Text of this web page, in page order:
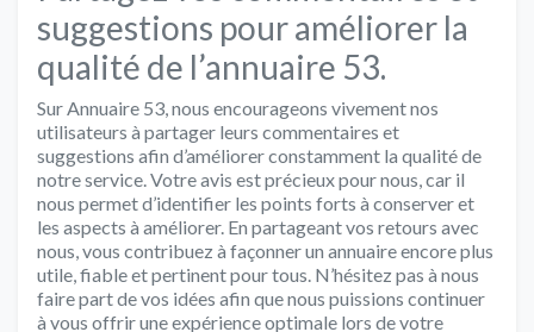
suggestions pour améliorer la
qualité de l’annuaire 53.
Sur Annuaire 53, nous encourageons vivement nos
utilisateurs à partager leurs commentaires et
suggestions afin d’améliorer constamment la qualité de
notre service. Votre avis est précieux pour nous, car il
nous permet d’identifier les points forts à conserver et
les aspects à améliorer. En partageant vos retours avec
nous, vous contribuez à façonner un annuaire encore plus
utile, fiable et pertinent pour tous. N’hésitez pas à nous
faire part de vos idées afin que nous puissions continuer
à vous offrir une expérience optimale lors de votre